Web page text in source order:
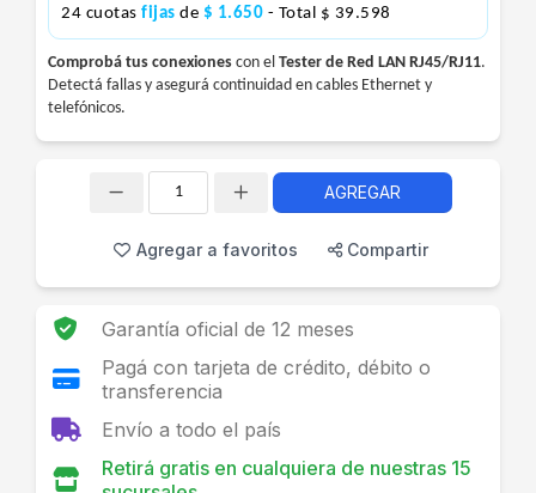
24 cuotas fijas de $ 1.650 - Total $ 39.598
Comprobá tus conexiones con el Tester de Red LAN RJ45/RJ11.
Detectá fallas y asegurá continuidad en cables Ethernet y
telefónicos.
AGREGAR
Agregar a favoritos Compartir
Garantía oficial de 12 meses
Pagá con tarjeta de crédito, débito o
transferencia
Envío a todo el país
Retirá gratis en cualquiera de nuestras 15